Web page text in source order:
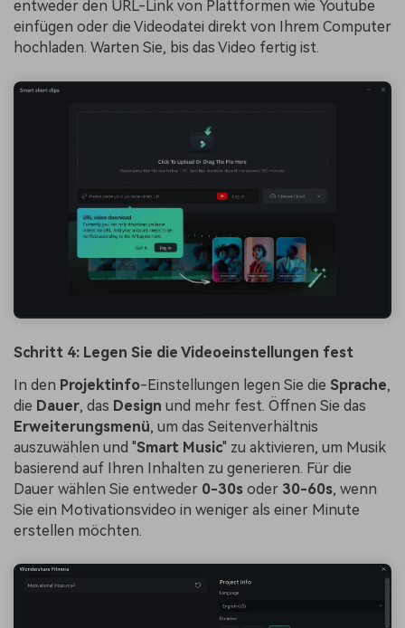
entweder den URL-Link von Plattformen wie Youtube
einfügen oder die Videodatei direkt von Ihrem Computer
hochladen. Warten Sie, bis das Video fertig ist.
Schritt 4: Legen Sie die Videoeinstellungen fest
In den Projektinfo-Einstellungen legen Sie die Sprache,
die Dauer, das Design und mehr fest. Öffnen Sie das
Erweiterungsmenü, um das Seitenverhältnis
auszuwählen und "Smart Music" zu aktivieren, um Musik
basierend auf Ihren Inhalten zu generieren. Für die
Dauer wählen Sie entweder 0-30s oder 30-60s, wenn
Sie ein Motivationsvideo in weniger als einer Minute
erstellen möchten.